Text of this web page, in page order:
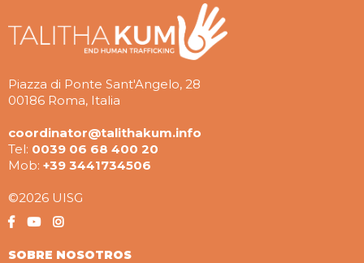
Piazza di Ponte Sant'Angelo, 28
00186 Roma, Italia
coordinator@talithakum.info
Tel: 0039 06 68 400 20
Mob: +39 3441734506
©2026 UISG
SOBRE NOSOTROS